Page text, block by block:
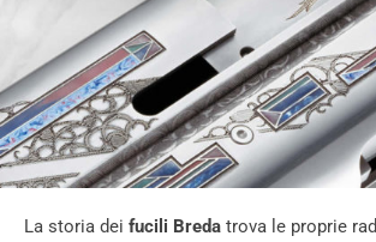
La storia dei fucili Breda trova le proprie